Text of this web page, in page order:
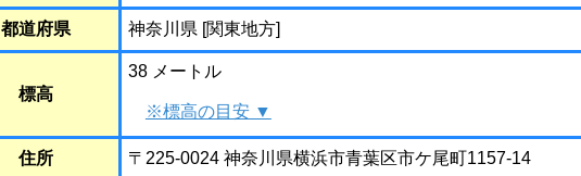
都道府県 神奈川県 [関東地方]
標高
38 メートル
※標高の目安 ▼
住所 〒225-0024 神奈川県横浜市青葉区市ケ尾町1157-14